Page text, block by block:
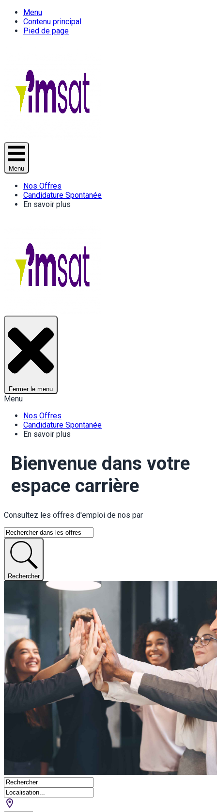
Menu
Contenu principal
Pied de page
Menu
Nos Offres
Candidature Spontanée
En savoir plus
Fermer le menu
Menu
Nos Offres
Candidature Spontanée
En savoir plus
Bienvenue dans votre
espace carrière
Consultez les offr
Rechercher